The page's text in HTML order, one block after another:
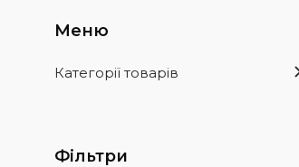
Категорії товарів
Фільтри